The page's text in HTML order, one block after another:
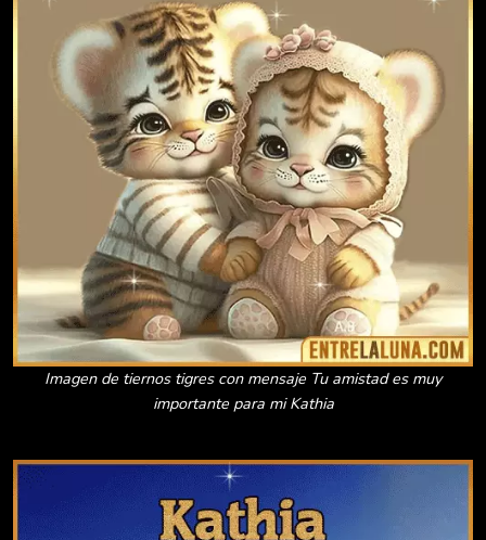
Imagen de tiernos tigres con mensaje Tu amistad es muy
importante para mi Kathia